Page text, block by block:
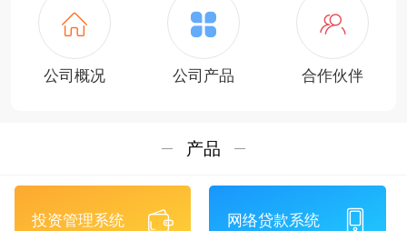
公司概况 公司产品 合作伙伴
产品
投资管理系统 网络贷款系统